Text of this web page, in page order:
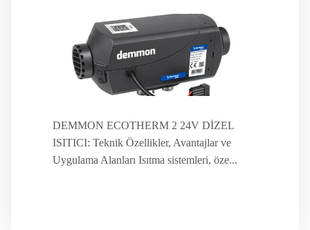
DEMMON ECOTHERM 2 24V DİZEL
ISITICI: Teknik Özellikler, Avantajlar ve
Uygulama Alanları Isıtma sistemleri, öze...